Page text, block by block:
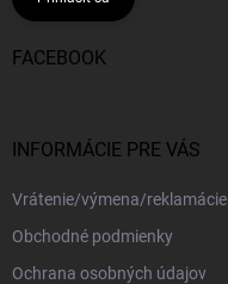
FACEBOOK
INFORMÁCIE PRE VÁS
Vrátenie/výmena/reklamácie
Obchodné podmienky
Ochrana osobných údajov